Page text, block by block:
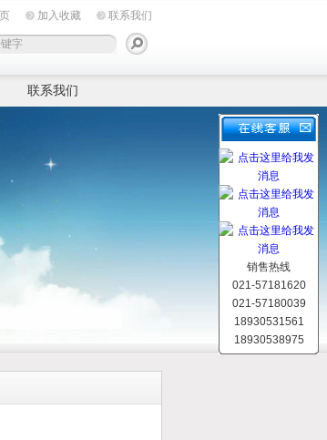
加入收藏 联系我们
联系我们
销售热线
021-57181620
021-57180039
18930531561
18930538975